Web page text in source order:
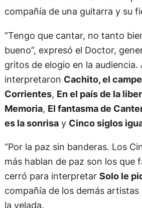
cancionero visiblemente feliz
“Tengo que cantar, no tanto
bueno”, expresó el Doctor,
gritos de elogio en la audiencia.
interpretaronCachito, el
Corrientes, En el país de la
Memoria,El fantasma de
“Por la paz sin banderas. Los
más hablan de paz son los que
cerró para interpretarSolo le
compañía de los demás artistas